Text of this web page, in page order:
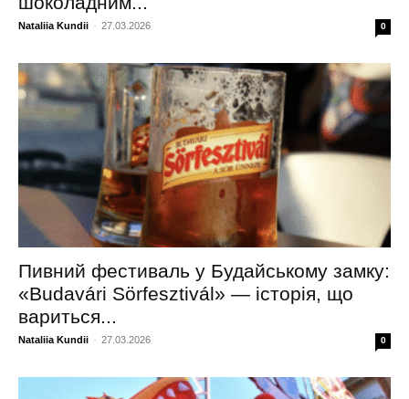
Nataliia Kundii - 27.03.2026 0
Пивний фестиваль у Будайському замку:
«Budavári Sörfesztivál» — історія, що
вариться...
Nataliia Kundii - 27.03.2026 0